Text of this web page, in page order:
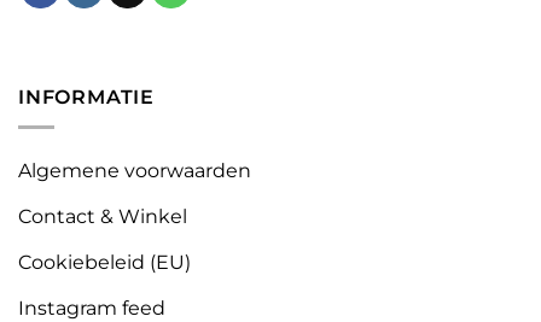
INFORMATIE
Algemene voorwaarden
Contact & Winkel
Cookiebeleid (EU)
Instagram feed